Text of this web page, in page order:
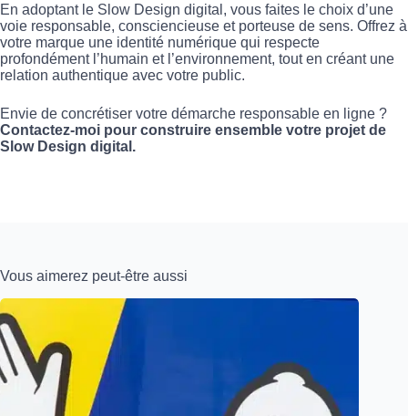
En adoptant le Slow Design digital, vous faites le choix d’une
voie responsable, consciencieuse et porteuse de sens. Offrez à
votre marque une identité numérique qui respecte
profondément l’humain et l’environnement, tout en créant une
relation authentique avec votre public.
Envie de concrétiser votre démarche responsable en ligne ?
Contactez-moi pour construire ensemble votre projet de
Slow Design digital.
Vous aimerez peut-être aussi